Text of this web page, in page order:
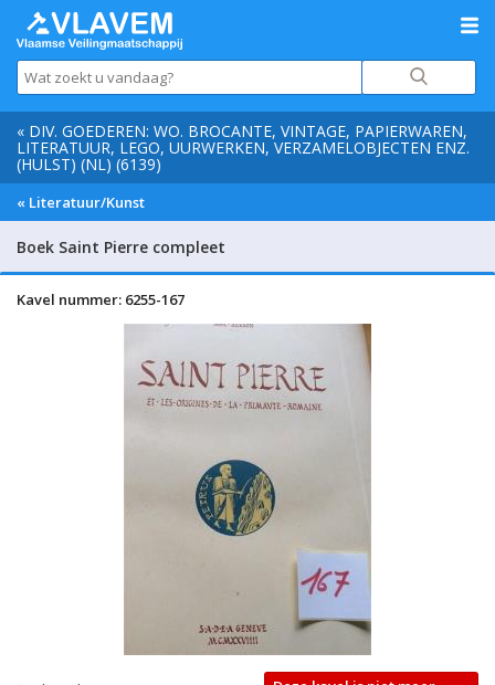
« DIV. GOEDEREN: WO. BROCANTE, VINTAGE, PAPIERWAREN,
LITERATUUR, LEGO, UURWERKEN, VERZAMELOBJECTEN ENZ.
(HULST) (NL) (6139)
« Literatuur/Kunst
Boek Saint Pierre compleet
Kavel nummer: 6255-167